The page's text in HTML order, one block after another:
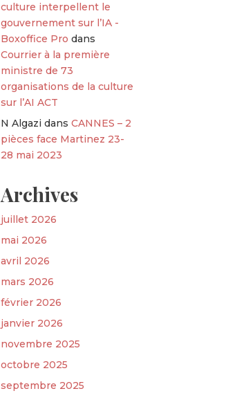
culture interpellent le
gouvernement sur l’IA -
Boxoffice Pro dans
Courrier à la première
ministre de 73
organisations de la culture
sur l’AI ACT
N Algazi dansCANNES – 2
pièces face Martinez 23-
28 mai 2023
Archives
juillet 2026
mai 2026
avril 2026
mars 2026
février 2026
janvier 2026
novembre 2025
octobre 2025
septembre 2025